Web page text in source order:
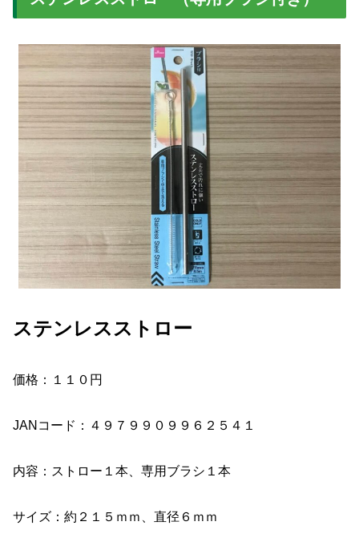
ステンレスストロー
価格：１１０円
JANコード：４９７９９０９９６２５４１
内容：ストロー１本、専用ブラシ１本
サイズ：約２１５ｍｍ、直径６ｍｍ